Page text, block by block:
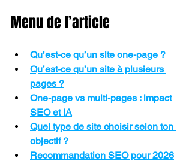
Menu de l’article
Qu’est-ce qu’un site one-page ?
Qu’est-ce qu’un site à plusieurs
pages ?
One-page vs multi-pages : impact
SEO et IA
Quel type de site choisir selon ton
objectif ?
Recommandation SEO pour 2026